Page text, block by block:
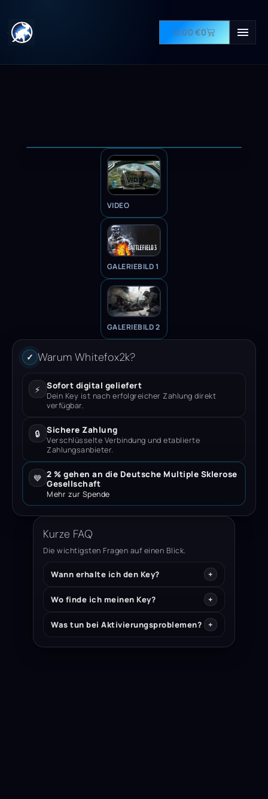
0,00€0
VIDEO
VIDEO
GALERIEBILD 1
GALERIEBILD 2
✓ Warum Whitefox2k?
⚡ Sofort digital geliefert
Dein Key ist nach erfolgreicher Zahlung direkt
verfügbar.
🔒 Sichere Zahlung
Verschlüsselte Verbindung und etablierte
Zahlungsanbieter.
💙 2 % gehen an die Deutsche Multiple Sklerose
Gesellschaft
Mehr zur Spende
Kurze FAQ
Die wichtigsten Fragen auf einen Blick.
Wann erhalte ich den Key?
Wo finde ich meinen Key?
Was tun bei Aktivierungsproblemen?